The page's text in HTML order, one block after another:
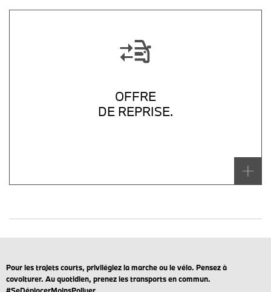
OFFRE
DE REPRISE.
Pour les trajets courts, privilégiez la marche ou le vélo. Pensez à
covoiturer. Au quotidien, prenez les transports en commun.